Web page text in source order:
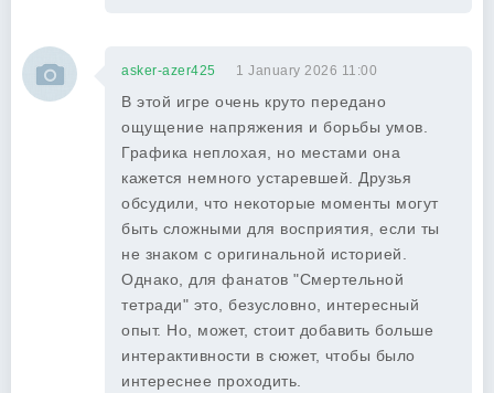
asker-azer425 1 January 2026 11:00
В этой игре очень круто передано
ощущение напряжения и борьбы умов.
Графика неплохая, но местами она
кажется немного устаревшей. Друзья
обсудили, что некоторые моменты могут
быть сложными для восприятия, если ты
не знаком с оригинальной историей.
Однако, для фанатов "Смертельной
тетради" это, безусловно, интересный
опыт. Но, может, стоит добавить больше
интерактивности в сюжет, чтобы было
интереснее проходить.